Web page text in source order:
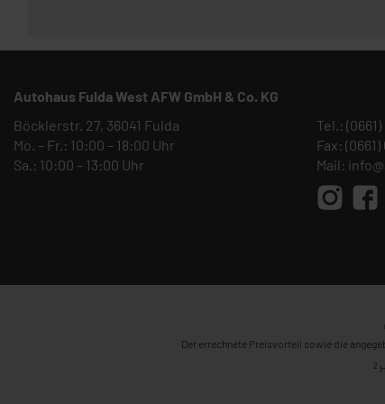
Autohaus Fulda West AFW GmbH & Co. KG
Böcklerstr. 27, 36041 Fulda
Mo. – Fr.: 10:00 – 18:00 Uhr
Sa.: 10:00 – 13:00 Uhr
Tel.:
Fax: (0661)
Mail:
1
Der errechnete Preisvorteil sowie die
2